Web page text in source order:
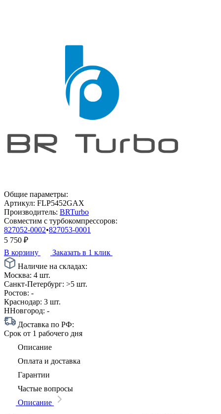
Общие параметры:
Артикул: FLP5452GAX
Производитель: BRTurbo
Совместим с турбокомпрессоров:
827052-0002•827053-0001
5 750 ₽
В корзину
Заказать в 1 клик
Наличие на складах:
Москва: 4 шт.
Санкт-Петербург: >5 шт.
Ростов: -
Краснодар: 3 шт.
ННовгород: -
Доставка по РФ:
Срок от 1 рабочего дня
Описание
Оплата и доставка
Гарантии
Частые вопросы
Описание